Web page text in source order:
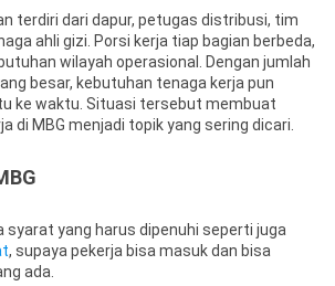
terdiri dari dapur, petugas distribusi, tim
ahli gizi. Porsi kerja tiap bagian berbeda,
wilayah operasional. Dengan jumlah
besar, kebutuhan tenaga kerja pun
ke waktu. Situasi tersebut membuat
di MBG menjadi topik yang sering dicari.
syarat yang harus dipenuhi seperti juga
, supaya pekerja bisa masuk dan bisa
ada.